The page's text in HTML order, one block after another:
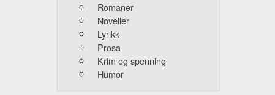
Romaner
Noveller
Lyrikk
Prosa
Krim og spenning
Humor